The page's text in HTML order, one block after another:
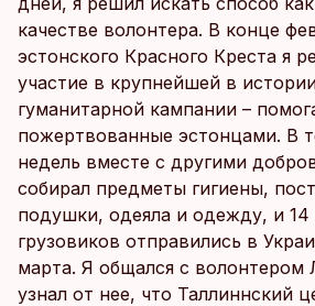
качестве волонтера. В конце
эстонского Красного Креста я
участие в крупнейшей в
гуманитарной кампании –
пожертвованные эстонцами. В
недель вместе с другими
собирал предметы гигиены,
подушки, одеяла и одежду, и
грузовиков отправились в
марта. Я общался с волонтером
узнал от нее, что Таллиннский